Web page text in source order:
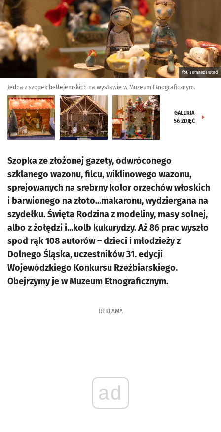
fot. Tomasz Hołod
Jedna z szopek betlejemskich na wystawie w Muzeum Etnograficznym.
GALERIA
56 ZDJĘĆ
Szopka ze złożonej gazety, odwróconego
szklanego wazonu, filcu, wiklinowego wazonu,
sprejowanych na srebrny kolor orzechów włoskich
i barwionego na złoto...makaronu, wydziergana na
szydełku. Święta Rodzina z modeliny, masy solnej,
albo z żołędzi i...kolb kukurydzy. Aż 86 prac wyszło
spod rąk 108 autorów – dzieci i młodzieży z
Dolnego Śląska, uczestników 31. edycji
Wojewódzkiego Konkursu Rzeźbiarskiego.
Obejrzymy je w Muzeum Etnograficznym.
REKLAMA
ad